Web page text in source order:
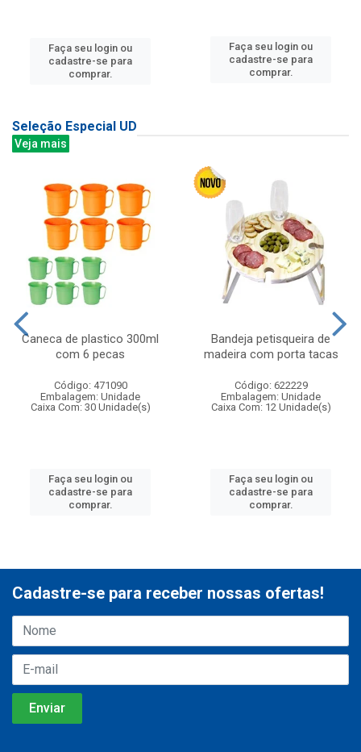
Faça seu login ou
cadastre-se para
comprar.
Faça seu login ou
cadastre-se para
comprar.
Seleção Especial UD
Veja mais
Caneca de plastico 300ml
com 6 pecas
Código: 471090
Embalagem: Unidade
Caixa Com: 30 Unidade(s)
Faça seu login ou
cadastre-se para
comprar.
Bandeja petisqueira de
madeira com porta tacas
Código: 622229
Embalagem: Unidade
Caixa Com: 12 Unidade(s)
Faça seu login ou
cadastre-se para
comprar.
Cadastre-se para receber nossas ofertas!